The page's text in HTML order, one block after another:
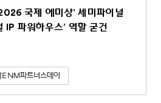
국제 에미상’ 세미파이널
IP 파워하우스’ 역할 굳건
파트너스데이